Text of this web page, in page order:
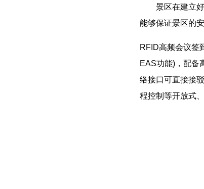
景区在建立好
能够保证景区的
RFID高频会议签
EAS功能)，配备
络接口可直接接
程控制等开放式